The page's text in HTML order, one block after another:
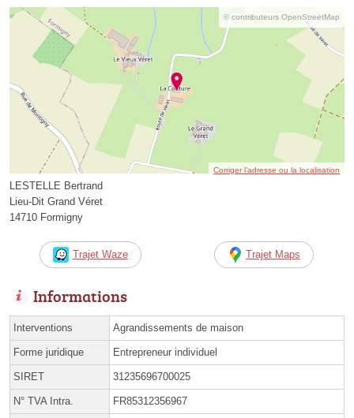
© contributeurs OpenStreetMap
Corriger l’adresse ou la localisation
LESTELLE Bertrand
Lieu-Dit Grand Véret
14710 Formigny
Trajet Waze Trajet Maps
Informations
Interventions Agrandissements de maison
Forme juridique Entrepreneur individuel
SIRET 31235696700025
N° TVA Intra. FR85312356967